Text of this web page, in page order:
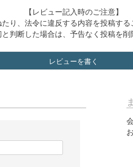
【レビュー記入時のご注意】
り、法令に違反する内容を投稿する
判断した場合は、予告なく投稿を削
レビューを書く